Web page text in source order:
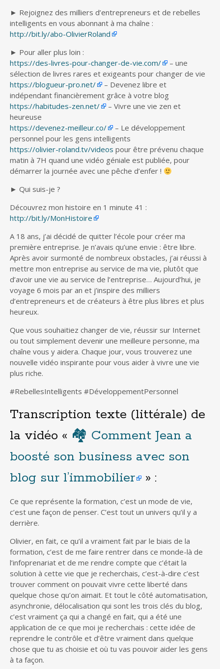
► Rejoignez des milliers d’entrepreneurs et de rebelles
intelligents en vous abonnant à ma chaîne :
http://bit.ly/abo-OlivierRoland
► Pour aller plus loin :
https://des-livres-pour-changer-de-vie.com/
– une
sélection de livres rares et exigeants pour changer de vie
https://blogueur-pro.net/
– Devenez libre et
indépendant financièrement grâce à votre blog
https://habitudes-zen.net/
– Vivre une vie zen et
heureuse
https://devenez-meilleur.co/
– Le développement
personnel pour les gens intelligents
https://olivier-roland.tv/videos pour être prévenu chaque
matin à 7H quand une vidéo géniale est publiée, pour
démarrer la journée avec une pêche d’enfer !
► Qui suis-je ?
Découvrez mon histoire en 1 minute 41 :
http://bit.ly/MonHistoire
A 18 ans, j’ai décidé de quitter l’école pour créer ma
première entreprise. Je n’avais qu’une envie : être libre.
Après avoir surmonté de nombreux obstacles, j’ai réussi à
mettre mon entreprise au service de ma vie, plutôt que
d’avoir une vie au service de l’entreprise… Aujourd’hui, je
voyage 6 mois par an et j’inspire des milliers
d’entrepreneurs et de créateurs à être plus libres et plus
heureux.
Que vous souhaitiez changer de vie, réussir sur Internet
ou tout simplement devenir une meilleure personne, ma
chaîne vous y aidera. Chaque jour, vous trouverez une
nouvelle vidéo inspirante pour vous aider à vivre une vie
plus riche.
#RebellesIntelligents #DéveloppementPersonnel
Transcription texte (littérale) de
la vidéo « 🏘 Comment Jean a
boosté son business avec son
blog sur l’immobilier
» :
Ce que représente la formation, c’est un mode de vie,
c’est une façon de penser. C’est tout un univers qu’il y a
derrière.
Olivier, en fait, ce qu’il a vraiment fait par le biais de la
formation, c’est de me faire rentrer dans ce monde-là de
l’infoprenariat et de me rendre compte que c’était la
solution à cette vie que je recherchais, c’est-à-dire c’est
trouver comment on pouvait vivre cette liberté dans
quelque chose qu’on aimait. Et tout le côté automatisation,
asynchronie, délocalisation qui sont les trois clés du blog,
c’est vraiment ça qui a changé en fait, qui a été une
application de ce que moi je recherchais : cette idée de
reprendre le contrôle et d’être vraiment dans quelque
chose que tu as choisie et où tu vas pouvoir aider les gens
à ta façon.